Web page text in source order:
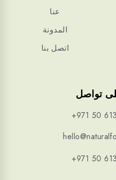
عنا
المدونة
اتصل بنا
تواصل
+971 50
+971 50